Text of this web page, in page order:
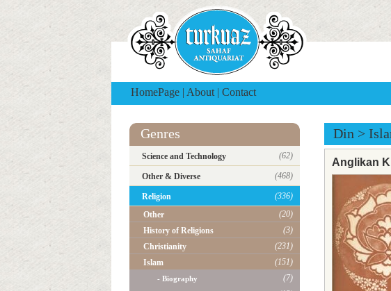
HomePage | About | Contact
Genres
Science and Technology (62)
Other & Diverse (468)
Religion
(336)
Other
(20)
History of Religions
(3)
Christianity
(231)
Islam
(151)
- Biography (7)
Din >
Anglikan